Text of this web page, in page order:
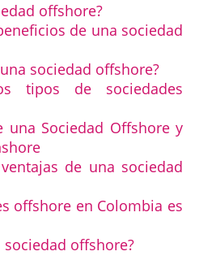
offshore?
de una sociedad
sociedad offshore?
tipos de sociedades
una Sociedad Offshore y
de una sociedad
offshore en Colombia es
sociedad offshore?